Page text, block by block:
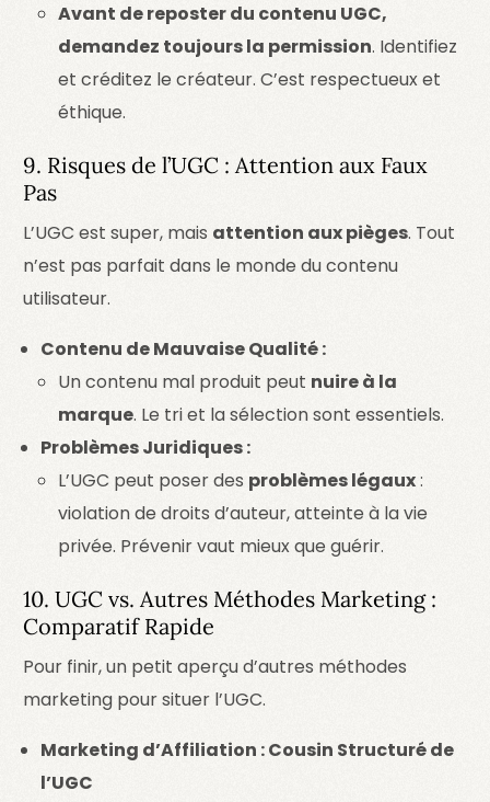
Avant de reposter du contenu UGC,
demandez toujours la permission. Identifiez
et créditez le créateur. C’est respectueux et
éthique.
9. Risques de l’UGC : Attention aux Faux
Pas
L’UGC est super, mais attention aux pièges. Tout
n’est pas parfait dans le monde du contenu
utilisateur.
Contenu de Mauvaise Qualité :
Un contenu mal produit peut nuire à la
marque. Le tri et la sélection sont essentiels.
Problèmes Juridiques :
L’UGC peut poser des problèmes légaux:
violation de droits d’auteur, atteinte à la vie
privée. Prévenir vaut mieux que guérir.
10. UGC vs. Autres Méthodes Marketing :
Comparatif Rapide
Pour finir, un petit aperçu d’autres méthodes
marketing pour situer l’UGC.
Marketing d’Affiliation : Cousin Structuré de
l’UGC